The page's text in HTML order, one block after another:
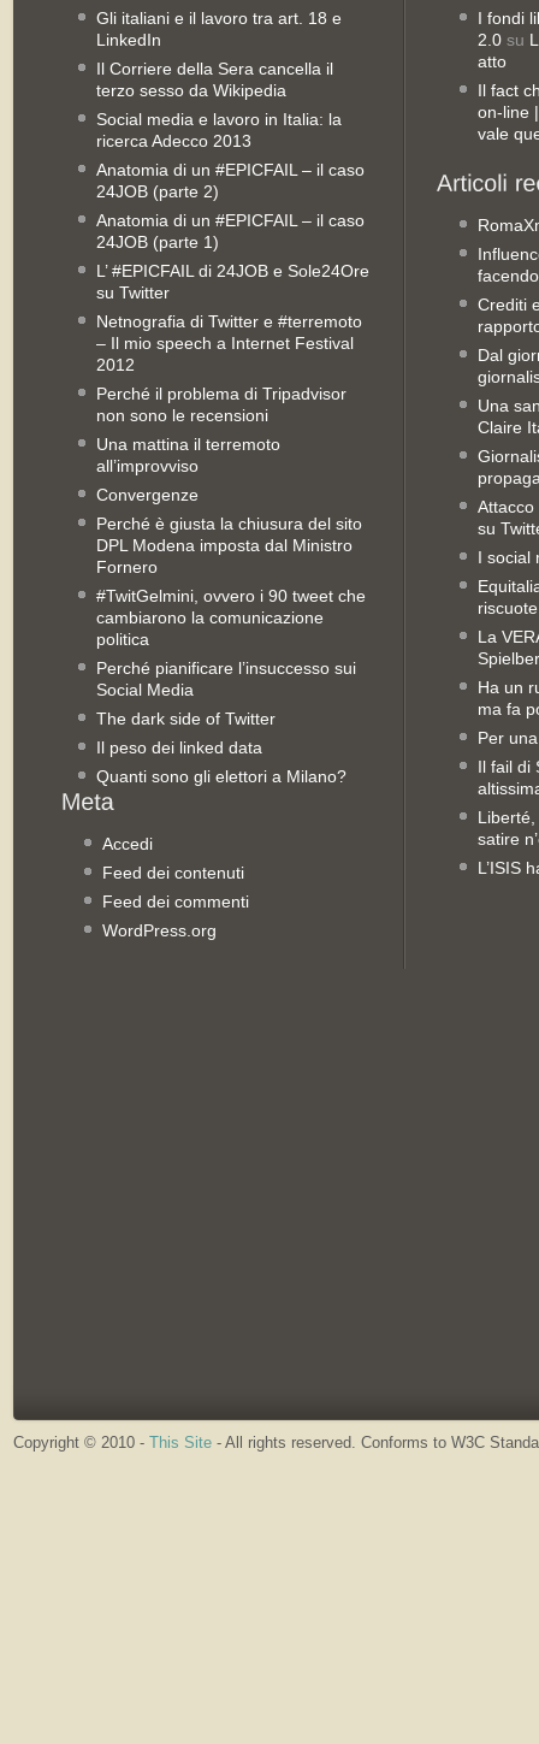
Gli italiani e il lavoro tra art. 18 e
LinkedIn
Il Corriere della Sera cancella il
terzo sesso da Wikipedia
Social media e lavoro in Italia: la
ricerca Adecco 2013
Anatomia di un #EPICFAIL – il caso
24JOB (parte 2)
Anatomia di un #EPICFAIL – il caso
24JOB (parte 1)
L’ #EPICFAIL di 24JOB e Sole24Ore
su Twitter
Netnografia di Twitter e #terremoto
– Il mio speech a Internet Festival
2012
Perché il problema di Tripadvisor
non sono le recensioni
Una mattina il terremoto
all’improvviso
Convergenze
Perché è giusta la chiusura del sito
DPL Modena imposta dal Ministro
Fornero
#TwitGelmini, ovvero i 90 tweet che
cambiarono la comunicazione
politica
Perché pianificare l’insuccesso sui
Social Media
The dark side of Twitter
Il peso dei linked data
Quanti sono gli elettori a Milano?
Accedi
Feed dei contenuti
Feed dei commenti
WordPress.org
I fondi
2.0 su
atto
Il fact
on-line
vale
Crediti
Dal
Una
Claire
Attacco
su
I social
La
Ha un
ma fa
Per
Il fail di
satire
L’ISIS
Copyright © 2010 - This Site - All rights reserved. Conforms to W3C